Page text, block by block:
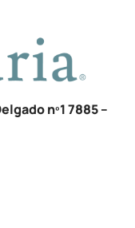
nº1 7885 –